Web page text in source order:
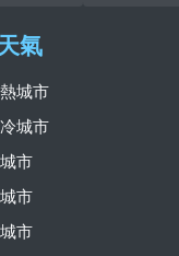
氣
城市
城市
市
市
市